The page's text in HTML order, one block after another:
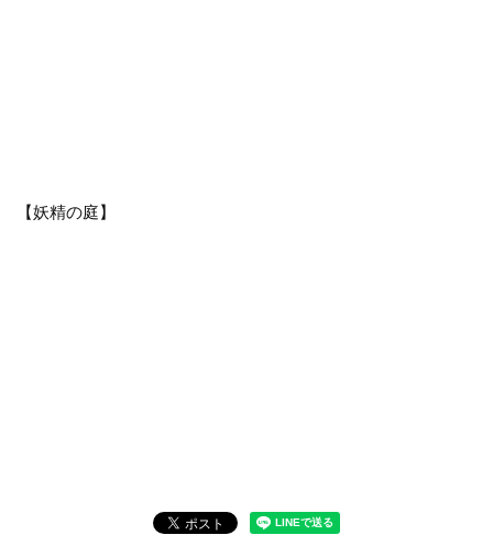
【妖精の庭】